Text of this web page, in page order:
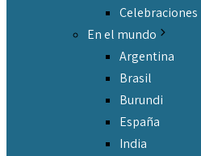
Celebraciones
En el mundo
Argentina
Brasil
Burundi
España
India